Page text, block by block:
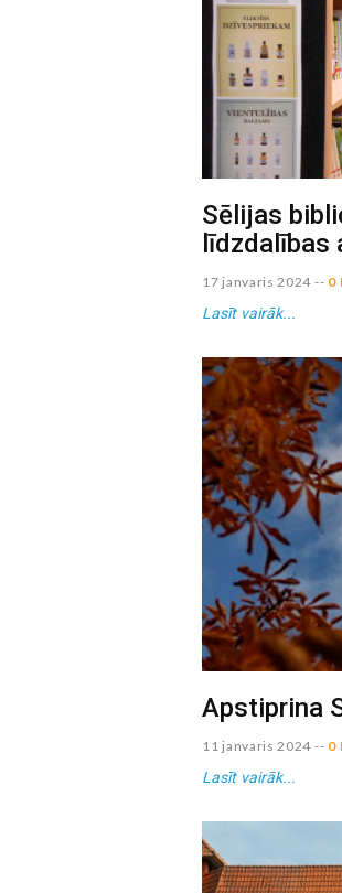
Sēlijas
līdzdalības
17 janvaris 2024 -- 0
Lasīt vairāk...
Apstiprina
11 janvaris 2024 -- 0
Lasīt vairāk...